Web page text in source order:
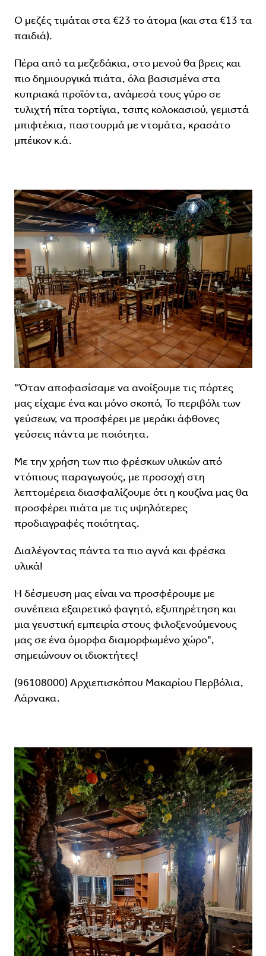
Ο μεζές τιμάται στα €23 το άτομα (και στα €13 τα
παιδιά).
Πέρα από τα μεζεδάκια, στο μενού θα βρεις και
πιο δημιουργικά πιάτα, όλα βασισμένα στα
κυπριακά προϊόντα, ανάμεσά τους γύρο σε
τυλιχτή πίτα τορτίγια, τσιπς κολοκασιού, γεμιστά
μπιφτέκια, παστουρμά με ντομάτα, κρασάτο
μπέικον κ.ά.
"Όταν αποφασίσαμε να ανοίξουμε τις πόρτες
μας είχαμε ένα και μόνο σκοπό, Το περιβόλι των
γεύσεων, να προσφέρει με μεράκι άφθονες
γεύσεις πάντα με ποιότητα.
Με την χρήση των πιο φρέσκων υλικών από
ντόπιους παραγωγούς, με προσοχή στη
λεπτομέρεια διασφαλίζουμε ότι η κουζίνα μας θα
προσφέρει πιάτα με τις υψηλότερες
προδιαγραφές ποιότητας.
Διαλέγοντας πάντα τα πιο αγνά και φρέσκα
υλικά!
Η δέσμευση μας είναι να προσφέρουμε με
συνέπεια εξαιρετικό φαγητό, εξυπηρέτηση και
μια γευστική εμπειρία στους φιλοξενούμενους
μας σε ένα όμορφα διαμορφωμένο χώρο",
σημειώνουν οι ιδιοκτήτες!
(96108000) Αρχιεπισκόπου Μακαρίου Περβόλια,
Λάρνακα.